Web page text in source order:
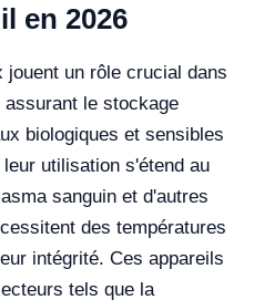
en 2026
un rôle crucial dans
le stockage
biologiques et sensibles
utilisation s'étend au
sanguin et d'autres
des températures
intégrité. Ces appareils
tels que la